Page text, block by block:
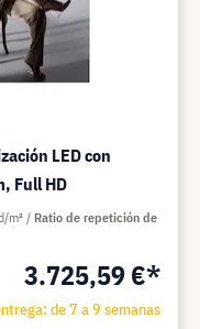
LED con
Full HD
3.725,59 €*
de 7 a 9 semanas
m²
Ratio de repetición de